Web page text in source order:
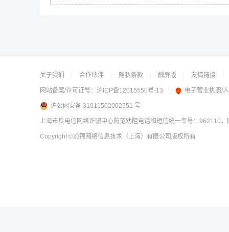
关于我们 合作伙伴 隐私条款 触屏版 友情链接
网站备案/许可证号： 沪ICP备12015550号-13 电子营业执照/
沪公网安备 31011502002551 号
上海市反电信网络诈骗中心防范劝阻电话和短信统一专号：962110
Copyright ©前锦网络信息技术（上海）有限公司 版权所有